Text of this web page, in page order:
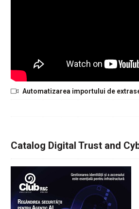
Automatizarea importului de
Catalog Digital Trust and